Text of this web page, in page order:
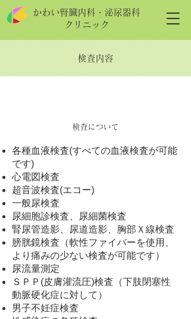
かわい腎臓内科・泌尿器科
クリニック
検査内容
検査について
各種血液検査(すべての血液検査が可能
です)
心電図検査
超音波検査(エコー)
一般尿検査
尿細胞診検査、尿細菌検査
腎尿管造影、尿道造影、胸部Ｘ線検査
膀胱鏡検査（軟性ファイバーを使用、
より痛みの少ない検査が可能です）
尿流量測定
ＳＰＰ(皮膚灌流圧)検査（下肢閉塞性
動脈硬化症に対して）
男子不妊症検査